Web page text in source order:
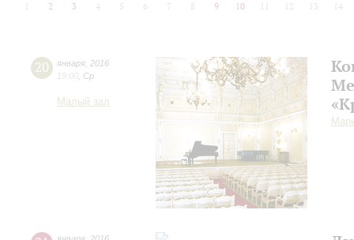
2 3 4 5 6 7 8 9 10 12 13 14
20 января 2016
19:00 Ср
Малый зал